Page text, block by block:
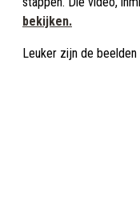
bekijken.
Leuker zijn de